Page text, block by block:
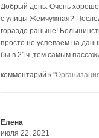
Добрый день. Очень хорошо
с улицы Жемчужная?
гораздо раньше!
просто не успеваем на
бы в 21ч ,тем самым
комментарий к
Елена
июля 22, 2021